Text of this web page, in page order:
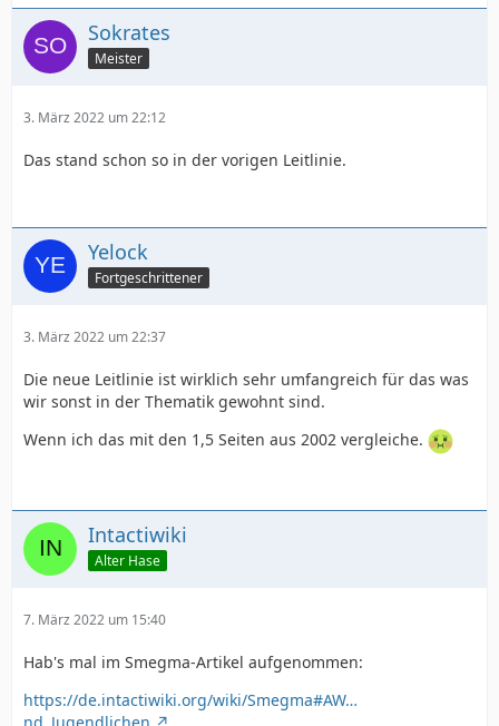
physiologischen Separierung von Eichel
und innerem Vorhautblatt. Häufig werden (harmlose)
Vorhautverklebungen und
Smegmaretentionszysten als pathologische Phimose
fehlgedeutet (Kumar 2009).
Sokrates
Meister
3. März 2022 um 22:12
Das stand schon so in der vorigen Leitlinie.
Yelock
Fortgeschrittener
3. März 2022 um 22:37
Die neue Leitlinie ist wirklich sehr umfangreich für das was
wir sonst in der Thematik gewohnt sind.
Wenn ich das mit den 1,5 Seiten aus 2002 vergleiche.
Intactiwiki
Alter Hase
7. März 2022 um 15:40
Hab's mal im Smegma-Artikel aufgenommen:
https://de.intactiwiki.org/wiki/Smegma#AW…